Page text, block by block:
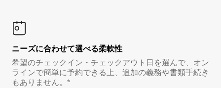
ニーズに合わせて選べる柔軟性
希望のチェックイン・チェックアウト日を選んで、オン
ラインで簡単に予約できる上、追加の義務や書類手続き
もありません。*